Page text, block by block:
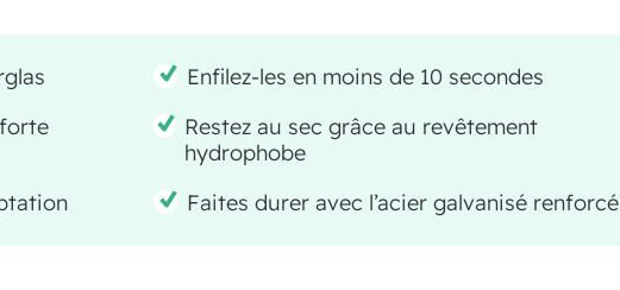
Enfilez-les en moins de 10 secondes
Restez au sec grâce au revêtement
hydrophobe
Faites durer avec l’acier galvanisé renforcé